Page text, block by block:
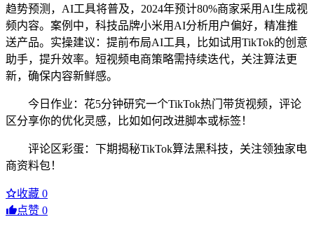
趋势预测，AI工具将普及，2024年预计80%商家采用AI生成视
频内容。案例中，科技品牌小米用AI分析用户偏好，精准推
送产品。实操建议：提前布局AI工具，比如试用TikTok的创意
助手，提升效率。短视频电商策略需持续迭代，关注算法更
新，确保内容新鲜感。
今日作业：花5分钟研究一个TikTok热门带货视频，评论
区分享你的优化灵感，比如如何改进脚本或标签！
评论区彩蛋：下期揭秘TikTok算法黑科技，关注领独家电
商资料包！
收藏 0
点赞 0